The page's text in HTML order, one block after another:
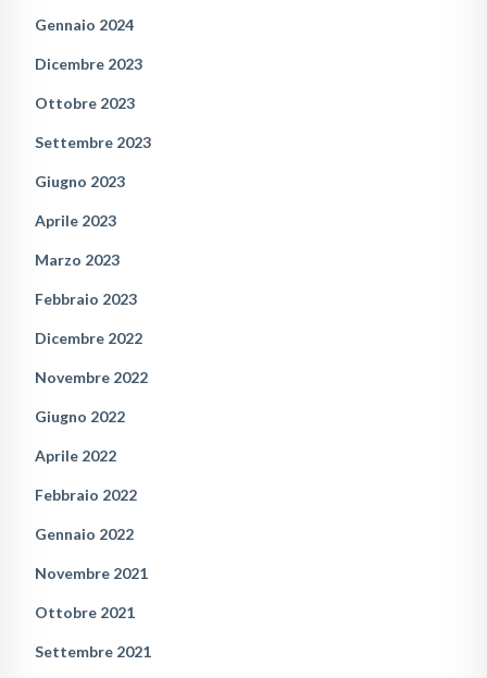
Gennaio 2024
Dicembre 2023
Ottobre 2023
Settembre 2023
Giugno 2023
Aprile 2023
Marzo 2023
Febbraio 2023
Dicembre 2022
Novembre 2022
Giugno 2022
Aprile 2022
Febbraio 2022
Gennaio 2022
Novembre 2021
Ottobre 2021
Settembre 2021